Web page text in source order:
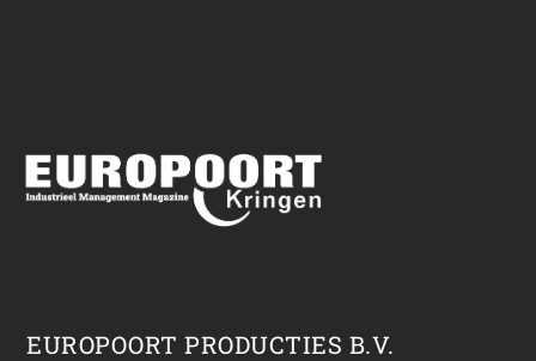
EUROPOORT PRODUCTIES B.V.